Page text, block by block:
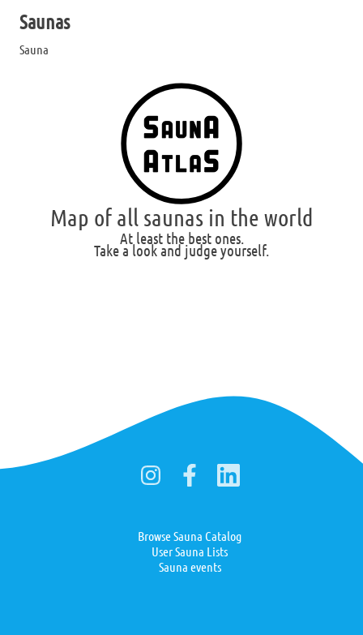
Saunas
Sauna
Map of all saunas in the world
At least the best ones.
Take a look and judge yourself.
Browse Sauna Catalog
User Sauna Lists
Sauna events